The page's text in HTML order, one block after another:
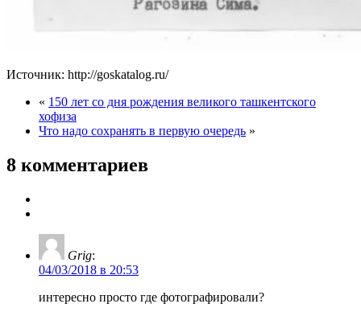
Источник: http://goskatalog.ru/
« 150 лет со дня рождения великого ташкентского
хофиза
Что надо сохранять в первую очередь »
8 комментариев
Grig:
04/03/2018 в 20:53
интересно просто где фотографировали?